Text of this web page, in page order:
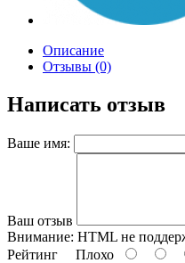
Описание
Отзывы (0)
Написать отзыв
Ваше имя:
Ваш отзыв
Внимание: HTML не
Рейтинг Плохо